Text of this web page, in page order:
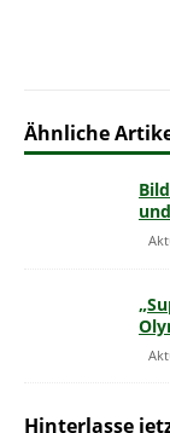
Ähnliche
Hinterlasse